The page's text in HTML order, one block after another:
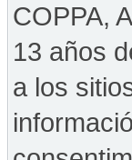
COPPA,
13 años
a los